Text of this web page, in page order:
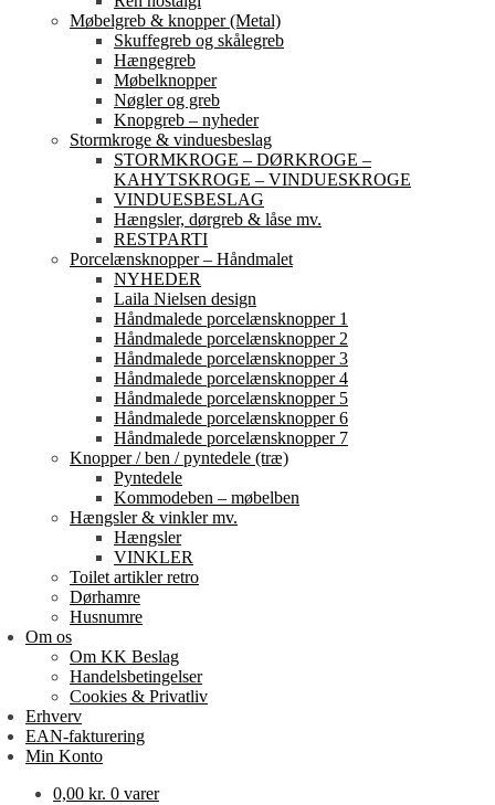
Møbelgreb & knopper (Metal)
Skuffegreb og skålegreb
Hængegreb
Møbelknopper
Nøgler og greb
Knopgreb – nyheder
Stormkroge & vinduesbeslag
STORMKROGE – DØRKROGE –
KAHYTSKROGE – VINDUESKROGE
VINDUESBESLAG
Hængsler, dørgreb & låse mv.
RESTPARTI
Porcelænsknopper – Håndmalet
NYHEDER
Laila Nielsen design
Håndmalede porcelænsknopper 1
Håndmalede porcelænsknopper 2
Håndmalede porcelænsknopper 3
Håndmalede porcelænsknopper 4
Håndmalede porcelænsknopper 5
Håndmalede porcelænsknopper 6
Håndmalede porcelænsknopper 7
Knopper / ben / pyntedele (træ)
Pyntedele
Kommodeben – møbelben
Hængsler & vinkler mv.
Hængsler
VINKLER
Toilet artikler retro
Dørhamre
Husnumre
Om os
Om KK Beslag
Handelsbetingelser
Cookies & Privatliv
Erhverv
EAN-fakturering
Min Konto
0,00 kr. 0 varer